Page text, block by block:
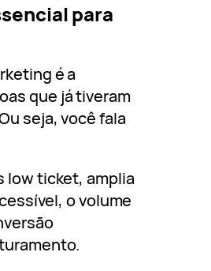
para
é a
que já tiveram
seja, você fala
low ticket, amplia
o volume